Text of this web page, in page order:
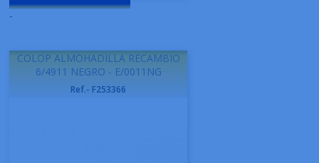
-
COLOP ALMOHADILLA RECAMBIO
6/4911 NEGRO - E/0011NG
Ref.- F253366